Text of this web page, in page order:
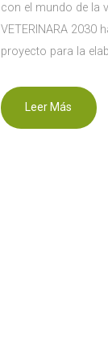
con el mundo de la
VETERINARA 2030
proyecto para la
Leer Más